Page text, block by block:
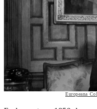
Europeana